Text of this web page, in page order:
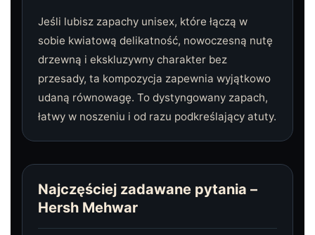
Jeśli lubisz zapachy unisex, które łączą w
sobie kwiatową delikatność, nowoczesną nutę
drzewną i ekskluzywny charakter bez
przesady, ta kompozycja zapewnia wyjątkowo
udaną równowagę. To dystyngowany zapach,
łatwy w noszeniu i od razu podkreślający atuty.
Najczęściej zadawane pytania –
Hersh Mehwar